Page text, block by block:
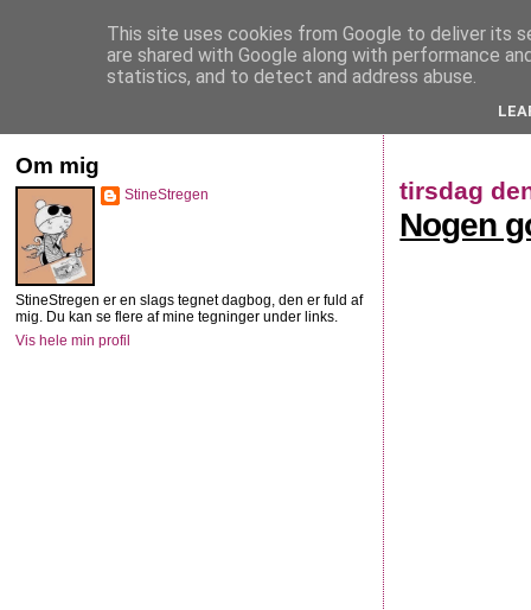
StineStregen
tirsdag
Nogen
Om mig
StineStregen
StineStregen er en slags tegnet dagbog, den er fuld af
mig. Du kan se flere af mine tegninger under links.
Vis hele min profil
This site uses cookies from Google to deliver its
are shared with Google along with performance
statistics, and to detect and address abuse.